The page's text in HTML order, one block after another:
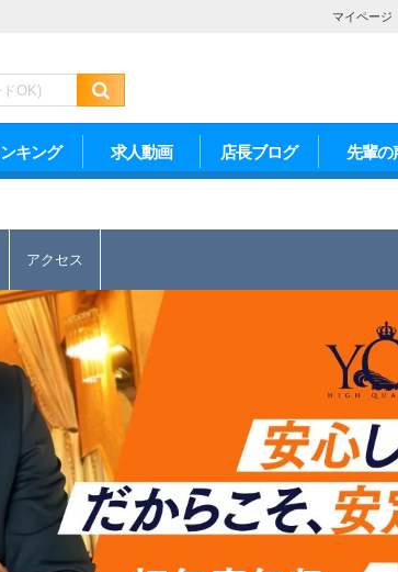
マイページ
キング 求人動画 店長ブログ 先輩の
アクセス